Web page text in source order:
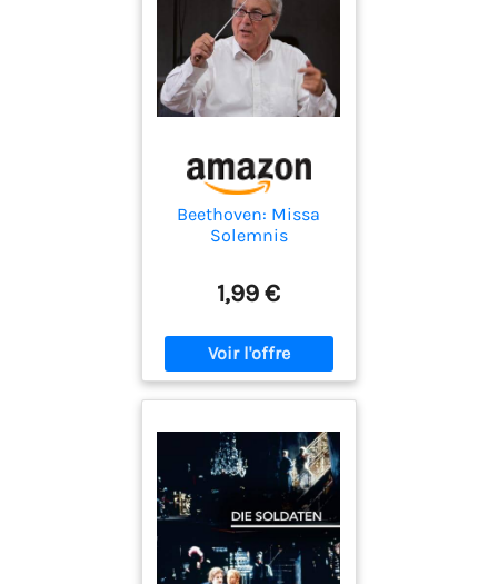
Beethoven: Missa
Solemnis
1,99 €